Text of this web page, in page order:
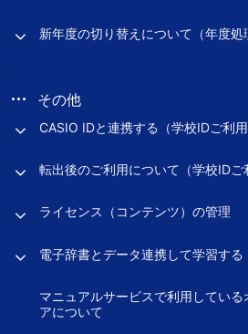
新年度の切り替えについて（年度処
その他
CASIO IDと連携する（学校IDご利用
転出後のご利用について（学校IDご
ライセンス（コンテンツ）の管理
電子辞書とデータ連携して学習する
マニュアルサービスで利用してい
アについて